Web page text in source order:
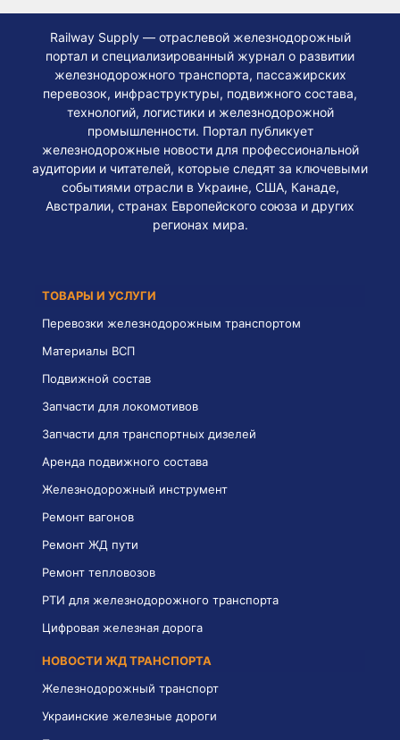
Railway Supply — отраслевой железнодорожный
портал и специализированный журнал о развитии
железнодорожного транспорта, пассажирских
перевозок, инфраструктуры, подвижного состава,
технологий, логистики и железнодорожной
промышленности. Портал публикует
железнодорожные новости для профессиональной
аудитории и читателей, которые следят за ключевыми
событиями отрасли в Украине, США, Канаде,
Австралии, странах Европейского союза и других
регионах мира.
ТОВАРЫ И УСЛУГИ
Перевозки железнодорожным транспортом
Материалы ВСП
Подвижной состав
Запчасти для локомотивов
Запчасти для транспортных дизелей
Аренда подвижного состава
Железнодорожный инструмент
Ремонт вагонов
Ремонт ЖД пути
Ремонт тепловозов
РТИ для железнодорожного транспорта
Цифровая железная дорога
НОВОСТИ ЖД ТРАНСПОРТА
Железнодорожный транспорт
Украинские железные дороги